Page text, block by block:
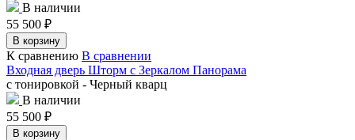
В наличии
55 500 ₽
В корзину
К сравнению В сравнении
Входная дверь Шторм с Зеркалом Панорама
с тонировкой - Черный кварц
В наличии
55 500 ₽
В корзину